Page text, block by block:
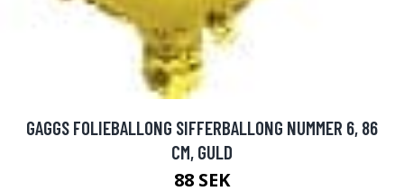
GAGGS FOLIEBALLONG SIFFERBALLONG NUMMER 6, 86
CM, GULD
88 SEK